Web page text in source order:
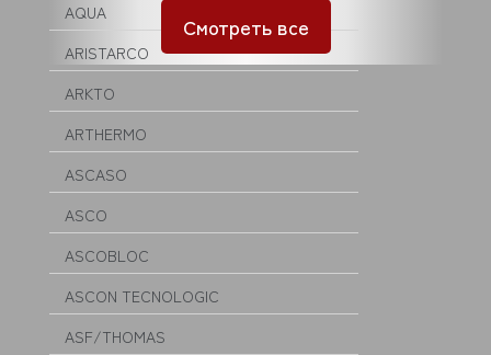
AQUA
ARISTARCO
ARKTO
ARTHERMO
ASCASO
ASCO
ASCOBLOC
ASCON TECNOLOGIC
ASF/THOMAS
Смотреть все